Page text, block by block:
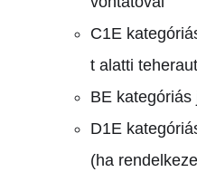
C1E
t alatti
BE
D1E
(ha